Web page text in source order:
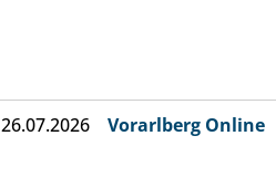
26.07.2026 Vorarlberg Online